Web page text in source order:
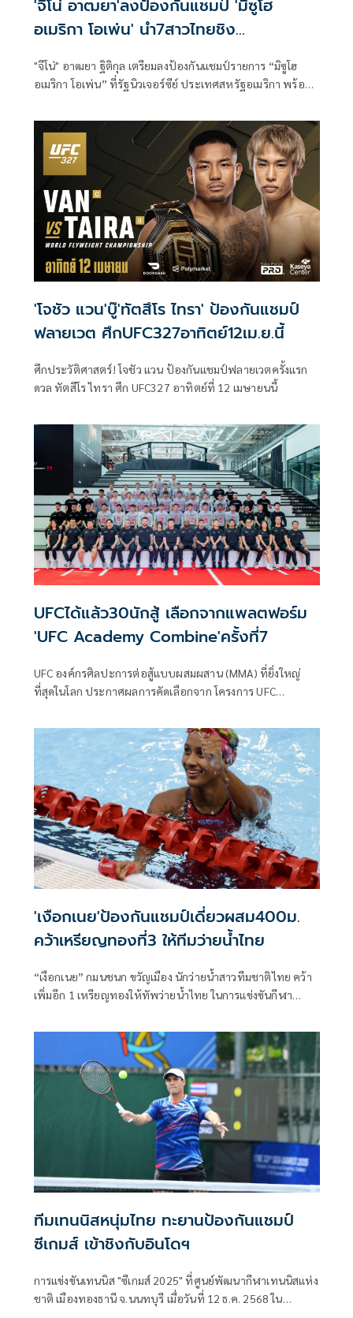
'จีโน่ อาฒยา'ลงป้องกันแชมป์ 'มิซูโฮ
อเมริกา โอเพ่น' นำ7สาวไทยชิง
"จีโน่" อาฒยา ฐิติกุล เตรียมลงป้องกันแชมป์รายการ “มิซูโฮ
อเมริกา โอเพ่น” ที่รัฐนิวเจอร์ซีย์ ประเทศสหรัฐอเมริกา พร้อม
จุฑานุกาล, "เมียว" ปาจรีย์ อนันต์นฤการ, "พราว" ชเนตตี วรรณ
แสน, "เปียโน" อาภิชญา ยุบล, จัสมิน สุวัณณะปุระ และ "โม" โมรี
ยา จุฑานุกาล ร่วมประชันกับโปรสาวระดับโลก ชิงเงินรางวัลรวม
กว่า 105.7 ล้านบาท
'โจชัว แวน'บู๊'ทัตสึโร ไทรา' ป้องกันแชมป์
ฟลายเวต ศึกUFC327อาทิตย์12เม.ย.นี้
ศึกประวัติศาสตร์! โจชัว แวน ป้องกันแชมป์ฟลายเวตครั้งแรก
ดวล ทัตสึโร ไทรา ศึก UFC327 อาทิตย์ที่ 12 เมษายนนี้
UFCได้แล้ว30นักสู้ เลือกจากแพลตฟอร์ม
'UFC Academy Combine'ครั้งที่7
UFC องค์กรศิลปะการต่อสู้แบบผสมผสาน (MMA) ที่ยิ่งใหญ่
ที่สุดในโลก ประกาศผลการคัดเลือกจาก โครงการ UFC
จำนวน 30 คน จากทั้งหมด 43 คน ที่จะได้รับทุนการศึกษาเต็ม
รูปแบบเพื่อเข้าเรียนใน UFC Academy ณ UFC PI เซี่ยงไฮ้ ซึ่ง
เป็นศูนย์ฝึก MMA ที่ใหญ่ที่สุดในโลก
'เงือกเนย'ป้องกันแชมป์เดี่ยวผสม400ม.
คว้าเหรียญทองที่3 ให้ทีมว่ายน้ำไทย
“เงือกเนย” กมนชนก ขวัญเมือง นักว่ายน้ำสาวทีมชาติไทย คว้า
เพิ่มอีก 1 เหรียญทองให้ทัพว่ายน้ำไทย ในการแข่งขันกีฬา
ที่ 13 ธันวาคม
ทีมเทนนิสหนุ่มไทย ทะยานป้องกันแชมป์
ซีเกมส์ เข้าชิงกับอินโดฯ
การแข่งขันเทนนิส "ซีเกมส์ 2025" ที่ศูนย์พัฒนากีฬาเทนนิสแห่ง
ชาติ เมืองทองธานี จ.นนทบุรี เมื่อวันที่ 12 ธ.ค. 2568 ใน